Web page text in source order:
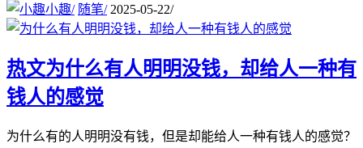
小趣/ 随笔/ 2025-05-22/
热文为什么有人明明没钱，却给人一种有
钱人的感觉
为什么有的人明明没有钱，但是却能给人一种有钱人的感觉？